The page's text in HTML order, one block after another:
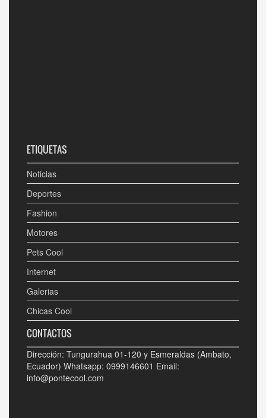
ETIQUETAS
Noticias
Deportes
Fashion
Motores
Pets Cool
Internet
Galerias
Chicas Cool
CONTACTOS
Dirección: Tungurahua 01-120 y Esmeraldas (Ambato,
Ecuador) Whatsapp: 0999146601 Email:
info@pontecool.com